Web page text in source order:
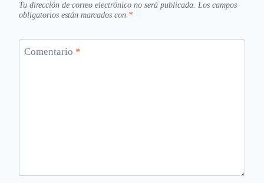
Tu dirección de correo electrónico no será publicada. Los campos
obligatorios están marcados con *
Comentario *